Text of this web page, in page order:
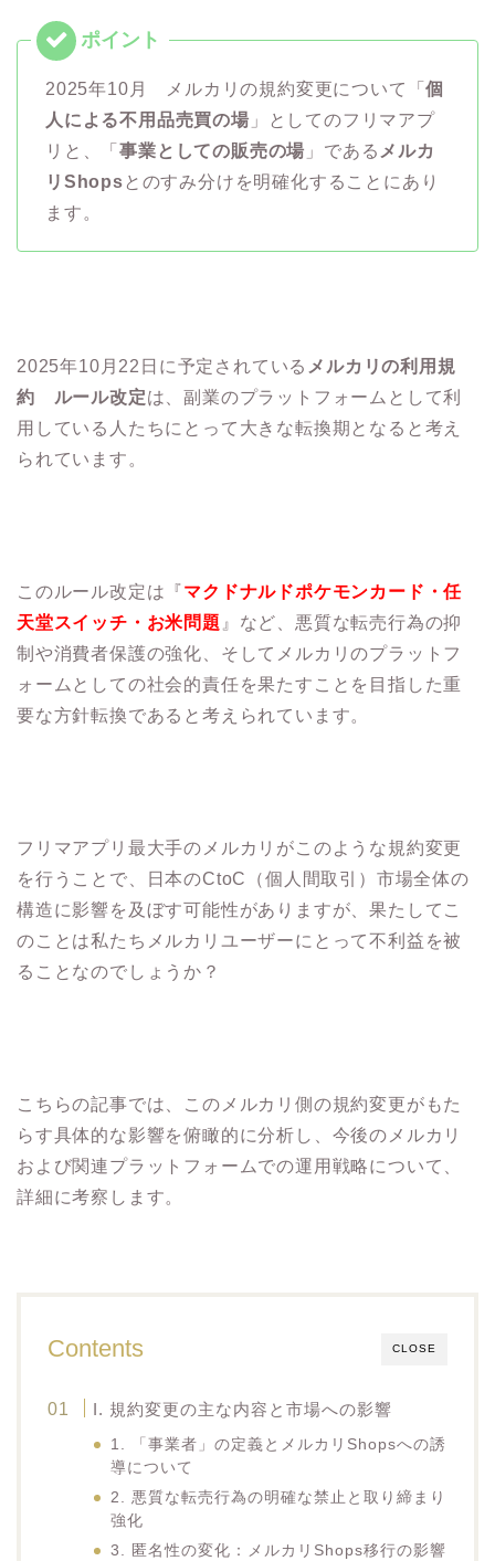
2025年10月 メルカリの規約変更について「個
人による不用品売買の場 」としてのフリマアプ
リと、「事業としての販売の場 」である メルカ
リShops とのすみ分けを明確化することにあり
ます。
2025年10月22日に予定されている メルカリの利用規
約 ルール改定は、副業のプラットフォームとして利
用している人たちにとって大きな転換期となると考え
られています。
このルール改定は『マクドナルドポケモンカード・任
天堂スイッチ・お米問題 』など、 悪質な転売行為の抑
制や消費者保護の強化、そしてメルカリのプラットフ
ォームとしての社会的責任を果たすことを目指した重
要な方針転換であると考えられています。
フリマアプリ最大手のメルカリがこのような規約変更
を行うことで、
日本のCtoC（個人間取引）市場全体の
構造に影響を及ぼす可能性がありますが、果たしてこ
のことは私たちメルカリユーザーにとって不利益を被
ることなのでしょうか？
こちらの記事では、このメルカリ側の規約変更がもた
らす具体的な影響を俯瞰的に分析し、今後のメルカリ
および関連プラットフォームでの運用戦略について、
詳細に考察します。
CLOSE
Contents
I. 規約変更の主な内容と市場への影響
1. 「事業者」の定義とメルカリShopsへの誘
導について
2. 悪質な転売行為の明確な禁止と取り締まり
強化
3. 匿名性の変化：メルカリShops移行の影響